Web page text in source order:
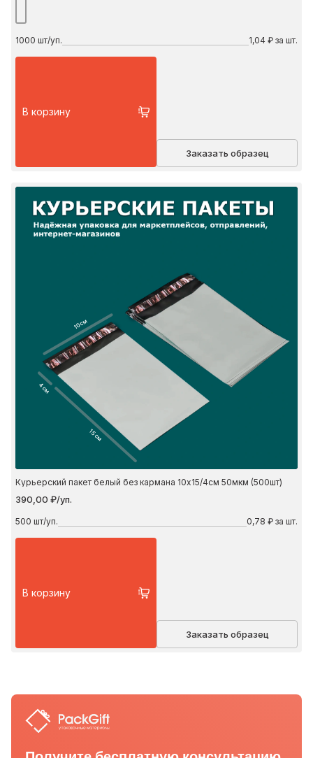
1000 шт/уп. 1,04 ₽ за шт.
В корзину
Заказать образец
10 см
4 см
15 см
Курьерский пакет белый без кармана 10х15/4см 50мкм (500шт)
390,00 ₽/уп.
500 шт/уп. 0,78 ₽ за шт.
В корзину
Заказать образец